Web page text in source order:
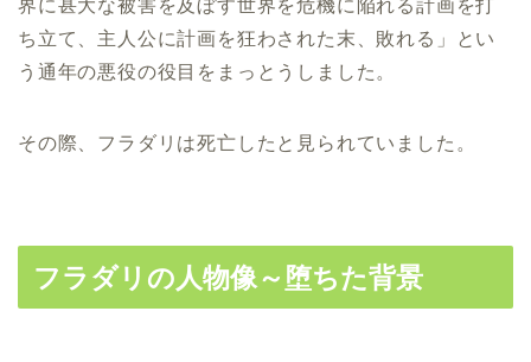
界に甚大な被害を及ぼす世界を危機に陥れる計画を打
ち立て、主人公に計画を狂わされた末、敗れる」とい
う通年の悪役の役目をまっとうしました。
その際、フラダリは死亡したと見られていました。
フラダリの人物像～堕ちた背景